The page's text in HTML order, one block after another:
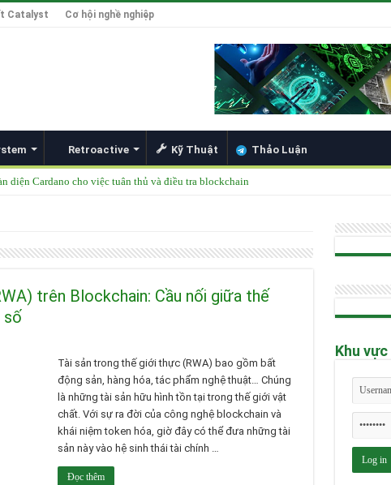
Catalyst Cơ hội nghề nghiệp
Retroactive Kỹ Thuật Thảo Luận
diện Cardano cho việc tuân thủ và điều tra blockchain
Đổi Mới Hợp Đồng Thông Minh cho Bitcoin, Mở Khóa DeFi và Tích Hợp Cardano
về Cardano và Bitcoin DeFi
trên Blockchain: Cầu nối giữa thế
số
Tài sản trong thế giới thực (RWA) bao gồm bất
động sản, hàng hóa, tác phẩm nghệ thuật… Chúng
là những tài sản hữu hình tồn tại trong thế giới vật
chất. Với sự ra đời của công nghệ blockchain và
khái niệm token hóa, giờ đây có thể đưa những tài
sản này vào hệ sinh thái tài chính …
Đọc thêm
Khu